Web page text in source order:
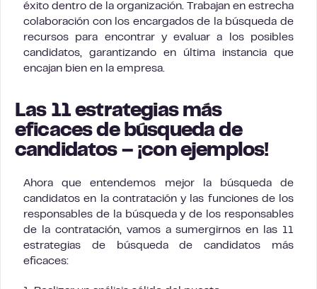
éxito dentro de la organización. Trabajan en estrecha
colaboración con los encargados de la búsqueda de
recursos para encontrar y evaluar a los posibles
candidatos, garantizando en última instancia que
encajan bien en la empresa.
Las 11 estrategias más
eficaces de búsqueda de
candidatos – ¡con ejemplos!
Ahora que entendemos mejor la búsqueda de
candidatos en la contratación y las funciones de los
responsables de la búsqueda y de los responsables
de la contratación, vamos a sumergirnos en las 11
estrategias de búsqueda de candidatos más
eficaces: